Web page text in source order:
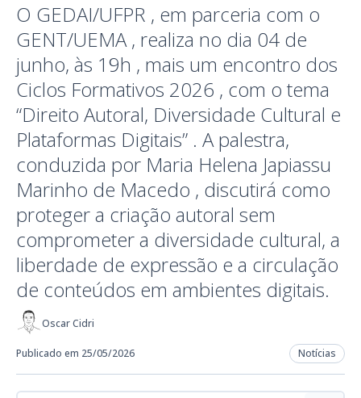
O GEDAI/UFPR , em parceria com o
GENT/UEMA , realiza no dia 04 de
junho, às 19h , mais um encontro dos
Ciclos Formativos 2026 , com o tema
“Direito Autoral, Diversidade Cultural e
Plataformas Digitais” . A palestra,
conduzida por Maria Helena Japiassu
Marinho de Macedo , discutirá como
proteger a criação autoral sem
comprometer a diversidade cultural, a
liberdade de expressão e a circulação
de conteúdos em ambientes digitais.
Oscar Cidri
Publicado em 25/05/2026 Notícias